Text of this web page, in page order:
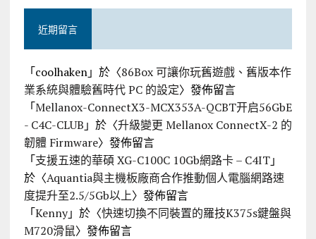
近期留言
「coolhaken」於〈86Box 可讓你玩舊遊戲、舊版本作
業系統與體驗舊時代 PC 的設定〉發佈留言
「Mellanox-ConnectX3-MCX353A-QCBT开启56GbE
- C4C-CLUB 」於〈升級變更 Mellanox ConnectX-2 的
韌體 Firmware〉發佈留言
「支援五速的華碩 XG-C100C 10Gb網路卡 – C4IT」
於〈Aquantia與主機板廠商合作推動個人電腦網路速
度提升至2.5/5Gb以上〉發佈留言
「Kenny」於〈快速切換不同裝置的羅技K375s鍵盤與
M720滑鼠〉發佈留言